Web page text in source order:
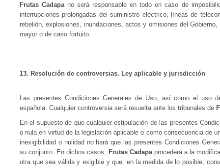
Frutas Cadapano será responsable en todo en caso de
interrupciones prolongadas del suministro eléctrico, líneas de
rebelión, explosiones, inundaciones, actos y omisiones del
mayor o de caso fortuito.
13. Resolución de controversias. Ley aplicable y jurisdicción
Las presentes Condiciones Generales de Uso, así como el uso
española. Cualquier controversia será resuelta ante los tribunales de
En el supuesto de que cualquier estipulación de las presentes
o nula en virtud de la legislación aplicable o como consecuencia de
inexigibilidad o nulidad no hará que las presentes Condiciones
su conjunto. En dichos casos, Frutas Cadapaprocederá a la
otra que sea válida y exigible y que, en la medida de lo posible,